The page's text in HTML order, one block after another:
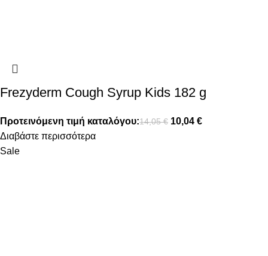
Frezyderm Cough Syrup Kids 182 g
Προτεινόμενη τιμή καταλόγου:14,05€ 10,04 €
Διαβάστε περισσότερα
Sale